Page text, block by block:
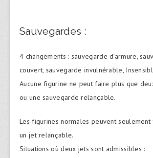
Sauvegardes :
4 changements : sauvegarde d’armure,
couvert, sauvegarde invulnérable,
Aucune figurine ne peut faire plus que
ou une sauvegarde relançable.
Les figurines normales peuvent
un jet relançable.
Situations où deux jets sont admissibles :